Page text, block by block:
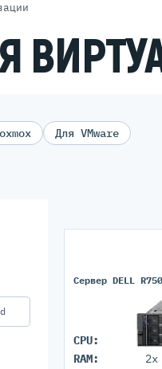
Для VMware
Сервер DELL
CPU:
RAM:
2x